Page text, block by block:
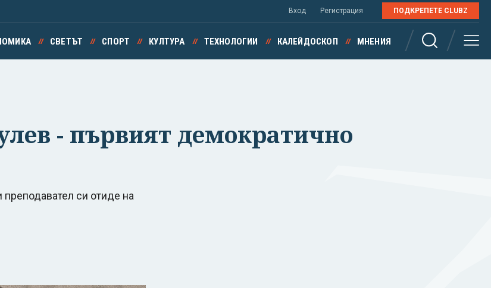
Вход Регистрация ПОДКРЕПЕТЕ CLUBZ
СВЕТЪТ СПОРТ КУЛТУРА ТЕХНОЛОГИИ КАЛЕЙДОСКОП МНЕНИЯ
- първият демократично
си отиде на